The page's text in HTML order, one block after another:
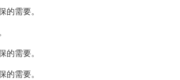
需要。
需要。
需要。